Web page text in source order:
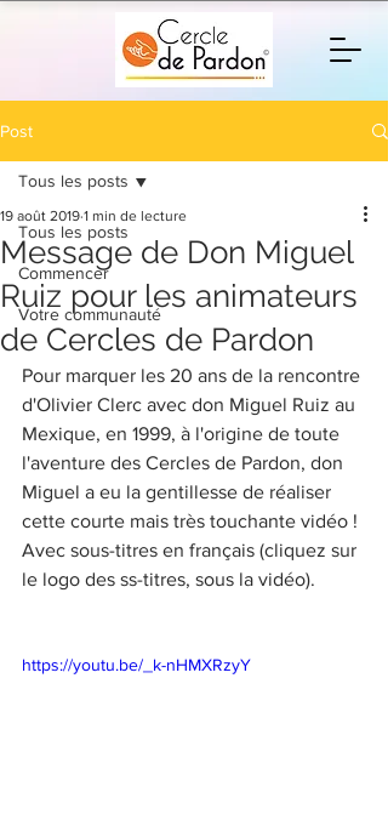
Post
Tous les posts
Commencer
Votre communauté
Tous les posts
Message de Don Miguel
Ruiz pour les animateurs
de Cercles de Pardon
19 août 2019 1 min de lecture
Pour marquer les 20 ans de la rencontre
d'Olivier Clerc avec don Miguel Ruiz au
Mexique, en 1999, à l'origine de toute
l'aventure des Cercles de Pardon, don
Miguel a eu la gentillesse de réaliser
cette courte mais très touchante vidéo !
Avec sous-titres en français (cliquez sur
le logo des ss-titres, sous la vidéo).
https://youtu.be/_k-nHMXRzyY